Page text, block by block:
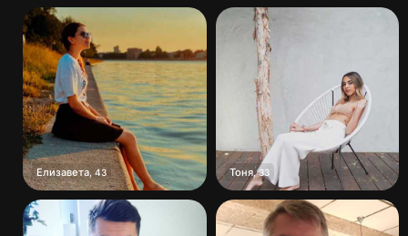
Елизавета ,43 Тоня,33